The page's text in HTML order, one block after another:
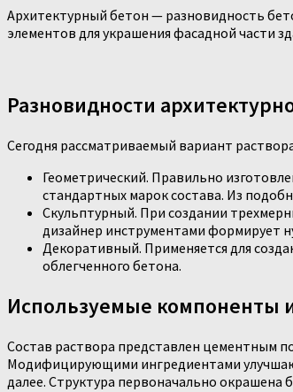
Архитектурный бетон — разновидность
элементов для украшения фасадной части
Разновидности
Сегодня рассматриваемый вариант
Геометрический. Правильно
стандартных марок состава. Из
Скульптурный. При создании
дизайнер инструментами формирует
Декоративный. Применяется для
облегченного бетона.
Используемые компоненты
Состав раствора представлен цементным
Модифицирующими ингредиентами
далее. Структура первоначально